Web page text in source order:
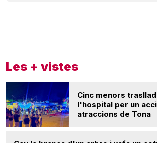
Les + vistes
Cinc menors
l'hospital per un
atraccions de Tona